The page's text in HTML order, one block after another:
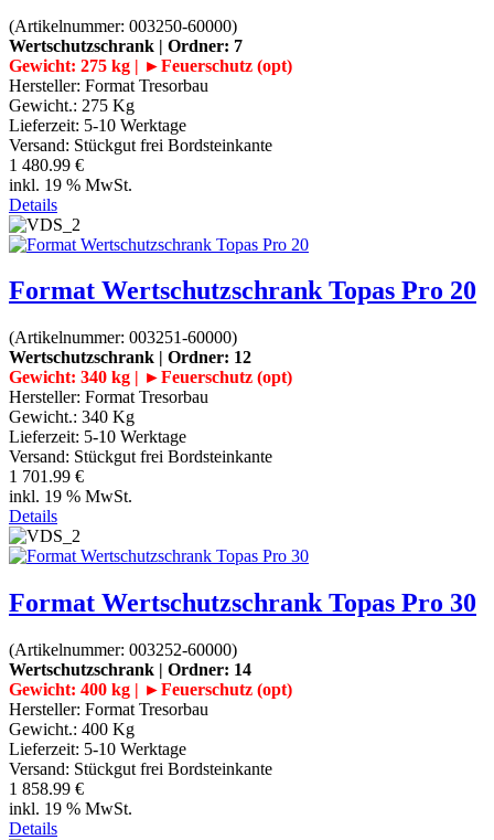
(Artikelnummer: 003250-60000)
Wertschutzschrank | Ordner: 7
Gewicht: 275 kg | ►Feuerschutz (opt)
Hersteller: Format Tresorbau
Gewicht.: 275 Kg
Lieferzeit: 5-10 Werktage
Versand: Stückgut frei Bordsteinkante
1 480.99 €
inkl. 19 % MwSt.
Details
Format Wertschutzschrank Topas Pro 20
(Artikelnummer: 003251-60000)
Wertschutzschrank | Ordner: 12
Gewicht: 340 kg | ►Feuerschutz (opt)
Hersteller: Format Tresorbau
Gewicht.: 340 Kg
Lieferzeit: 5-10 Werktage
Versand: Stückgut frei Bordsteinkante
1 701.99 €
inkl. 19 % MwSt.
Details
Format Wertschutzschrank Topas Pro 30
(Artikelnummer: 003252-60000)
Wertschutzschrank | Ordner: 14
Gewicht: 400 kg | ►Feuerschutz (opt)
Hersteller: Format Tresorbau
Gewicht.: 400 Kg
Lieferzeit: 5-10 Werktage
Versand: Stückgut frei Bordsteinkante
1 858.99 €
inkl. 19 % MwSt.
Details